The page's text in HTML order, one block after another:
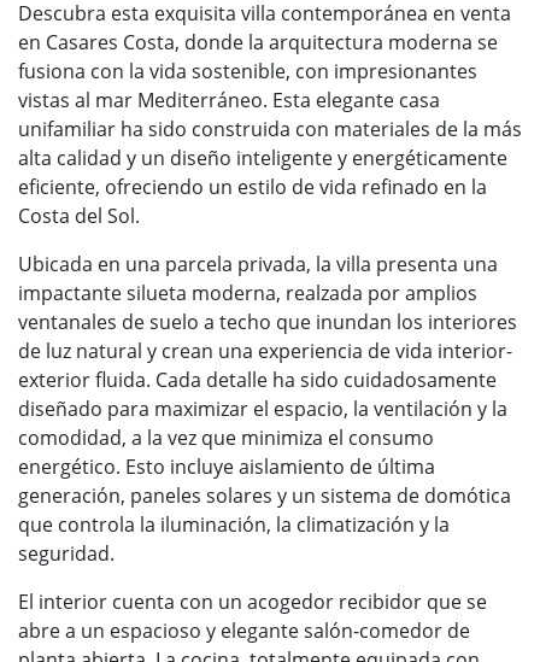
Descubra esta exquisita villa contemporánea en venta
en Casares Costa, donde la arquitectura moderna se
fusiona con la vida sostenible, con impresionantes
vistas al mar Mediterráneo. Esta elegante casa
unifamiliar ha sido construida con materiales de la más
alta calidad y un diseño inteligente y energéticamente
eficiente, ofreciendo un estilo de vida refinado en la
Costa del Sol.
Ubicada en una parcela privada, la villa presenta una
impactante silueta moderna, realzada por amplios
ventanales de suelo a techo que inundan los interiores
de luz natural y crean una experiencia de vida interior-
exterior fluida. Cada detalle ha sido cuidadosamente
diseñado para maximizar el espacio, la ventilación y la
comodidad, a la vez que minimiza el consumo
energético. Esto incluye aislamiento de última
generación, paneles solares y un sistema de domótica
que controla la iluminación, la climatización y la
seguridad.
El interior cuenta con un acogedor recibidor que se
abre a un espacioso y elegante salón-comedor de